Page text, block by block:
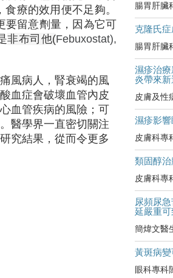
療的效用便不足夠。
要留意劑量，因為它可
非布司他(Febuxostat),
風病人，腎衰竭的風
血症會破壞血管內皮
血管疾病的風險；可
醫學界一直密切關注
究結果，從而令更多
腸胃肝臟
克隆氏
腸胃肝臟
濕疹治
炎帶來
皮膚及性
濕疹影
皮膚科專
類固醇
皮膚科專
尿頻尿
延嚴重
簡煒文醫
黃斑病
眼科專科